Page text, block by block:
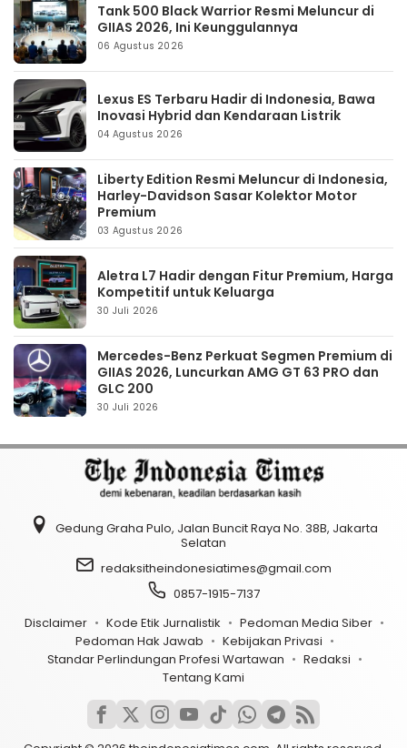
Tank 500 Black Warrior Resmi Meluncur di
GIIAS 2026, Ini Keunggulannya
06 Agustus 2026
Lexus ES Terbaru Hadir di Indonesia, Bawa
Inovasi Hybrid dan Kendaraan Listrik
04 Agustus 2026
Liberty Edition Resmi Meluncur di Indonesia,
Harley-Davidson Sasar Kolektor Motor
Premium
03 Agustus 2026
Aletra L7 Hadir dengan Fitur Premium, Harga
Kompetitif untuk Keluarga
30 Juli 2026
Mercedes-Benz Perkuat Segmen Premium di
GIIAS 2026, Luncurkan AMG GT 63 PRO dan
GLC 200
30 Juli 2026
Gedung Graha Pulo, Jalan Buncit Raya No. 38B, Jakarta
Selatan
redaksitheindonesiatimes@gmail.com
0857-1915-7137
Disclaimer
Kode Etik Jurnalistik
Pedoman Media Siber
Pedoman Hak Jawab
Kebijakan Privasi
Standar Perlindungan Profesi Wartawan
Redaksi
Tentang Kami